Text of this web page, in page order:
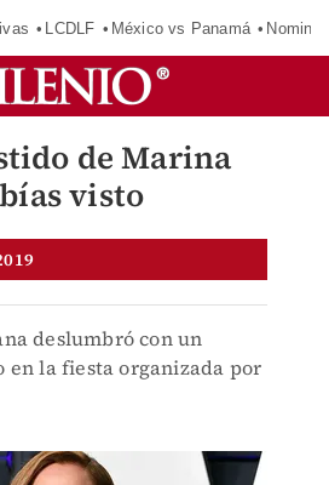
LCDLF México vs Panamá
de Marina
visto
deslumbró con un
en la fiesta organizada por